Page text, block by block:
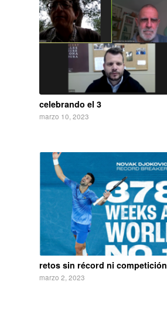
celebrando el 3
marzo 10, 2023
retos sin récord ni competición
marzo 2, 2023